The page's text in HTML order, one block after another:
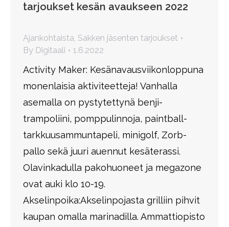
tarjoukset kesän avaukseen 2022
Ajankohtaista, Sakken jäsenten tarjoukset
By Digitaali 1.6.2022
Activity Maker: Kesänavausviikonloppuna
monenlaisia aktiviteetteja! Vanhalla
asemalla on pystytettynä benji-
trampoliini, pomppulinnoja, paintball-
tarkkuusammuntapeli, minigolf, Zorb-
pallo sekä juuri auennut kesäterassi.
Olavinkadulla pakohuoneet ja megazone
ovat auki klo 10-19.
Akselinpoika:Akselinpojasta grilliin pihvit
kaupan omalla marinadilla. Ammattiopisto